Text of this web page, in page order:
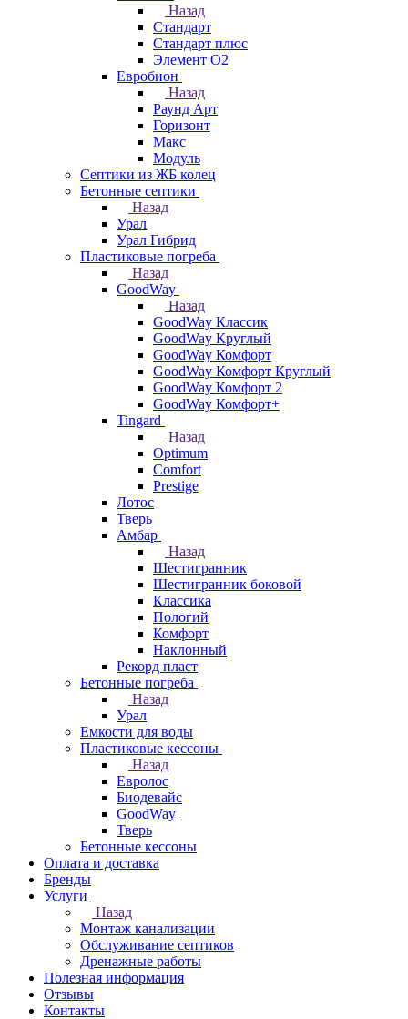
Назад
Стандарт
Стандарт плюс
Элемент О2
Евробион
Назад
Раунд Арт
Горизонт
Макс
Модуль
Септики из ЖБ колец
Бетонные септики
Назад
Урал
Урал Гибрид
Пластиковые погреба
Назад
GoodWay
Назад
GoodWay Классик
GoodWay Круглый
GoodWay Комфорт
GoodWay Комфорт Круглый
GoodWay Комфорт 2
GoodWay Комфорт+
Tingard
Назад
Optimum
Comfort
Prestige
Лотос
Тверь
Амбар
Назад
Шестигранник
Шестигранник боковой
Классика
Пологий
Комфорт
Наклонный
Рекорд пласт
Бетонные погреба
Назад
Урал
Емкости для воды
Пластиковые кессоны
Назад
Евролос
Биодевайс
GoodWay
Тверь
Бетонные кессоны
Оплата и доставка
Бренды
Услуги
Назад
Монтаж канализации
Обслуживание септиков
Дренажные работы
Полезная информация
Отзывы
Контакты